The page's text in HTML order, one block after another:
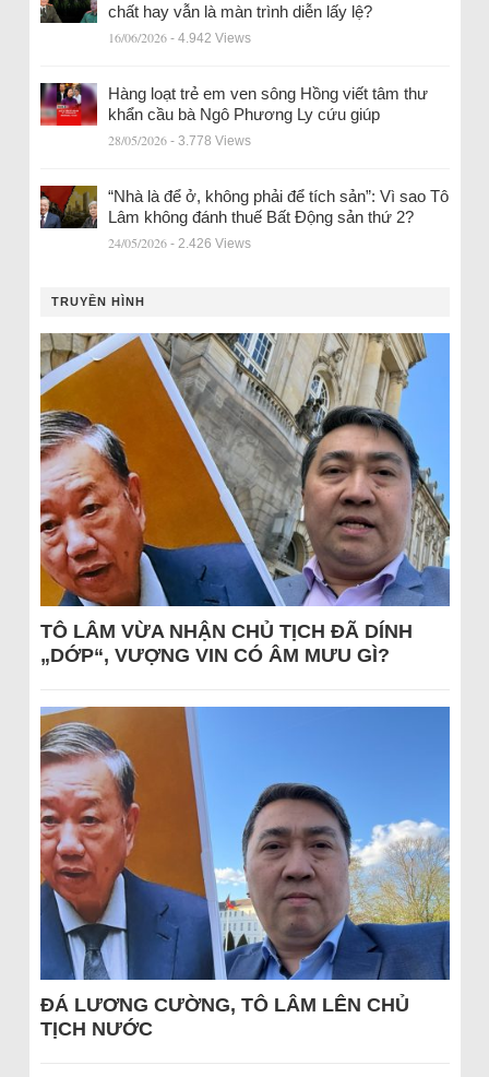
chất hay vẫn là màn trình diễn lấy lệ?
16/06/2026 - 4.942 Views
Hàng loạt trẻ em ven sông Hồng viết tâm thư
khẩn cầu bà Ngô Phương Ly cứu giúp
28/05/2026 - 3.778 Views
“Nhà là để ở, không phải để tích sản”: Vì sao Tô
Lâm không đánh thuế Bất Động sản thứ 2?
24/05/2026 - 2.426 Views
TRUYỀN HÌNH
TÔ LÂM VỪA NHẬN CHỦ TỊCH ĐÃ DÍNH
„DỚP“, VƯỢNG VIN CÓ ÂM MƯU GÌ?
ĐÁ LƯƠNG CƯỜNG, TÔ LÂM LÊN CHỦ
TỊCH NƯỚC